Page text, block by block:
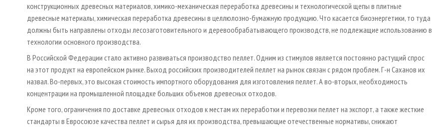
конструкционных древесных материалов, химико-механическая переработка древесины и технологической щепы в плитные
древесные материалы, химическая переработка древесины в целлюлозно-бумажную продукцию. Что касается биоэнергетики, то туда
должны быть направлены отходы лесозаготовительного и деревообрабатывающего производств, не подлежащие использованию в
технологии основного производства.
В Российской Федерации стало активно развиваться производство пеллет. Одним из стимулов является постоянно растущий спрос
на этот продукт на европейском рынке. Выход российских производителей пеллет на рынок связан с рядом проблем. Г-н Саханов их
назвал. Во-первых, это высокая стоимость импортного оборудования для изготовления пеллет. А во-вторых, необходимость
концентрации на промышленной площадке больших объемов древесных отходов.
Кроме того, ограничения по доставке древесных отходов к местам их переработки и перевозки пеллет на экспорт, а также жесткие
стандарты в Евросоюзе качества пеллет и сырья для их производства, превышающие отечественные нормативы, снижают